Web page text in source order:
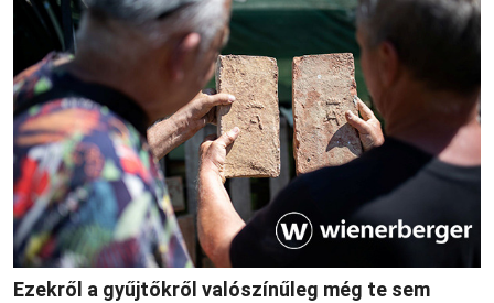
Ezekről a gyűjtőkről valószínűleg még te sem